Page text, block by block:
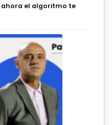
ahora el algoritmo te